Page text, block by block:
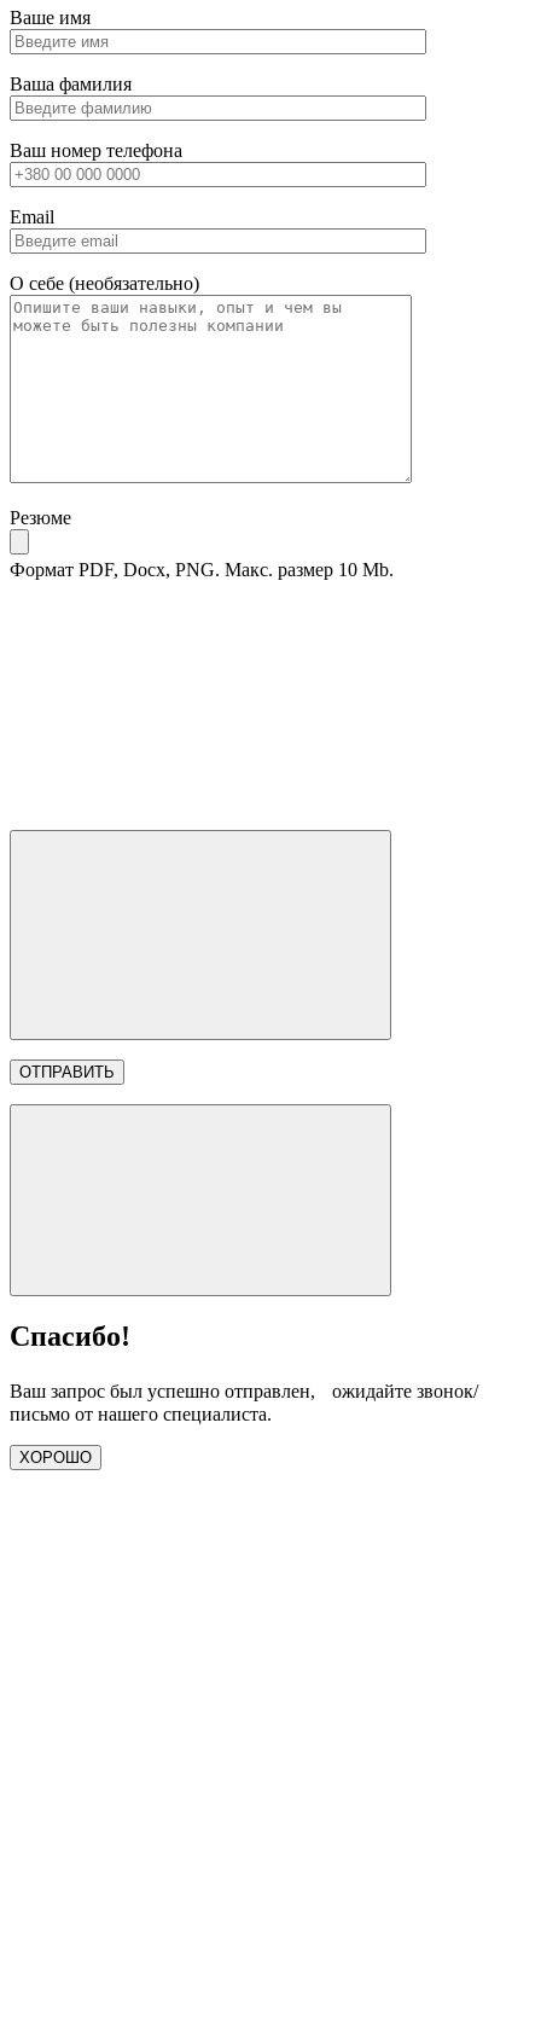
Ваше имя
Ваша фамилия
Ваш номер телефона
Email
О себе (необязательно)
Резюме
Формат PDF, Docx, PNG. Макс. размер 10 Mb.
Спасибо!
Ваш запрос был успешно отправлен, ожидайте звонок/
письмо от нашего специалиста.
ХОРОШО